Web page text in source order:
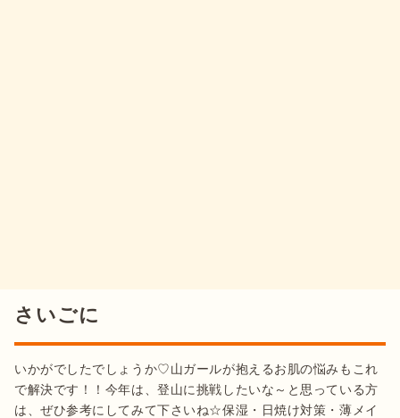
さいごに
いかがでしたでしょうか♡山ガールが抱えるお肌の悩みもこれ
で解決です！！今年は、登山に挑戦したいな～と思っている方
は、ぜひ参考にしてみて下さいね☆保湿・日焼け対策・薄メイ